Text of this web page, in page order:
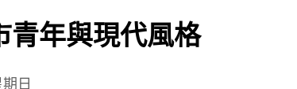
青年與現代風格
日